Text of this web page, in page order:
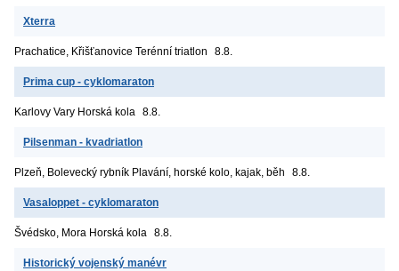
Xterra
Prachatice, Křišťanovice Terénní triatlon 8.8.
Prima cup - cyklomaraton
Karlovy Vary Horská kola 8.8.
Pilsenman - kvadriatlon
Plzeň, Bolevecký rybník Plavání, horské kolo, kajak, běh 8.8.
Vasaloppet - cyklomaraton
Švédsko, Mora Horská kola 8.8.
Historický vojenský manévr